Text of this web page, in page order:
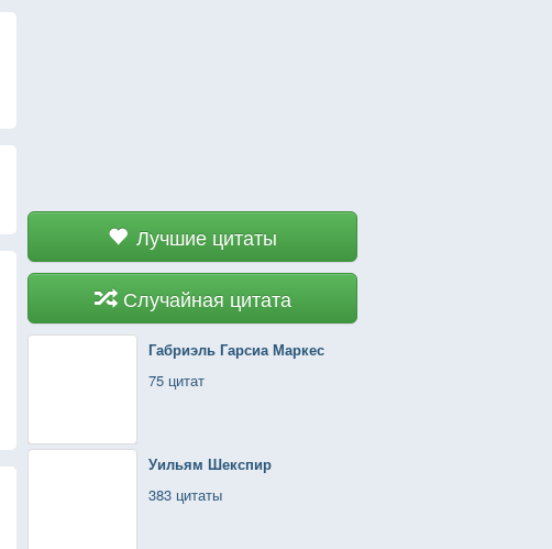
Лучшие цитаты
Случайная цитата
Габриэль Гарсиа Маркес
75 цитат
Уильям Шекспир
383 цитаты